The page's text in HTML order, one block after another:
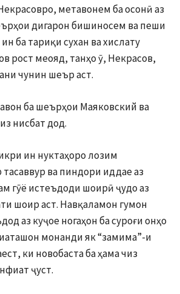
метавонем ба осонӣ аз
дигарон бишиносем ва пеши
ба тариқи сухан ва хислату
рост меояд, танҳо ӯ, Некрасов,
чунин шеър аст.
ба шеърҳои Маяковский ва
нисбат дод.
ин нуктаҳоро лозим
ва пиндори иддае аз
гӯё истеъдоди шоирӣ ҷудо аз
шоир аст. Навқаламон гумон
аз куҷое ногаҳон ба суроғи онҳо
монанди як “замима”-и
ки новобаста ба ҳама чиз
ҷуст.